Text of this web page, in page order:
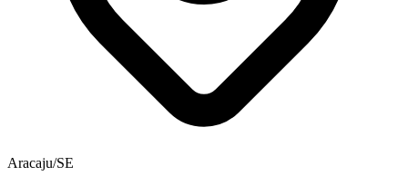
Aracaju/SE